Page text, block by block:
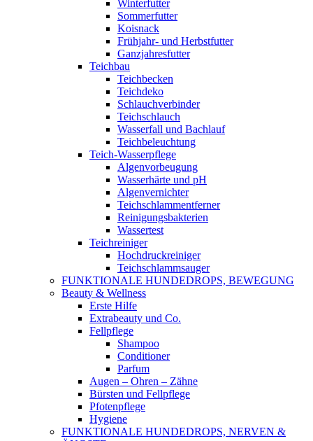
Winterfutter
Sommerfutter
Koisnack
Frühjahr- und Herbstfutter
Ganzjahresfutter
Teichbau
Teichbecken
Teichdeko
Schlauchverbinder
Teichschlauch
Wasserfall und Bachlauf
Teichbeleuchtung
Teich-Wasserpflege
Algenvorbeugung
Wasserhärte und pH
Algenvernichter
Teichschlammentferner
Reinigungsbakterien
Wassertest
Teichreiniger
Hochdruckreiniger
Teichschlammsauger
FUNKTIONALE HUNDEDROPS, BEWEGUNG
Beauty & Wellness
Erste Hilfe
Extrabeauty und Co.
Fellpflege
Shampoo
Conditioner
Parfum
Augen – Ohren – Zähne
Bürsten und Fellpflege
Pfotenpflege
Hygiene
FUNKTIONALE HUNDEDROPS, NERVEN &